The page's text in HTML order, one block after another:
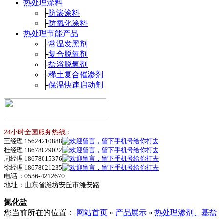
热处理涂料
├防渗涂料
├防氧化涂料
热处理节能产品
├常温发黑剂
├复合脱氧剂
├盐浴脱氧剂
├稀土复合催渗剂
├保温快速启动剂
24小时全国服务热线：
王经理 15624210888
杜经理 18678029022
周经理 18678015376
徐经理 18678021235
电话：0536-4212670
地址：山东省潍坊安丘市潍安路
氮化盐
您当前所在的位置：
网站首页 » 产品展示 » 热处理渗剂、基盐